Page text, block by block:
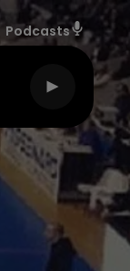
Podcasts